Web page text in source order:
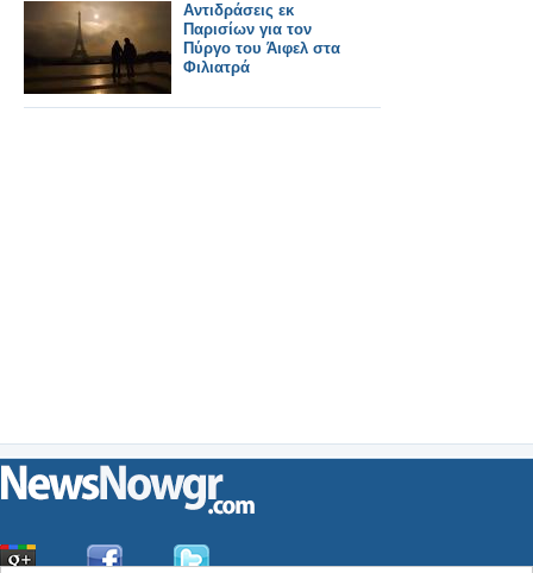
Αντιδράσεις εκ
Παρισίων για τον
Πύργο του Άιφελ στα
Φιλιατρά